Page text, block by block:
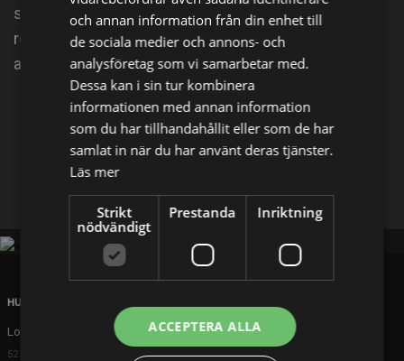
samlingsplockarna Mike Wolfe och Frank Fritz som
reser runt i USA för att köpa eller "plocka" olika
amerikanska föremål för återförsäljning.
Facebook
HUVUDKONTOR
London
52 Brook Street
och annan information från din enhet till
de sociala medier och annons- och
analysföretag som vi samarbetar med.
Dessa kan i sin tur kombinera
informationen med annan information
som du har tillhandahållit eller som de har
samlat in när du har använt deras tjänster.
Läs mer
Strikt
nödvändigt
Prestanda Inriktning
ACCEPTERA ALLA